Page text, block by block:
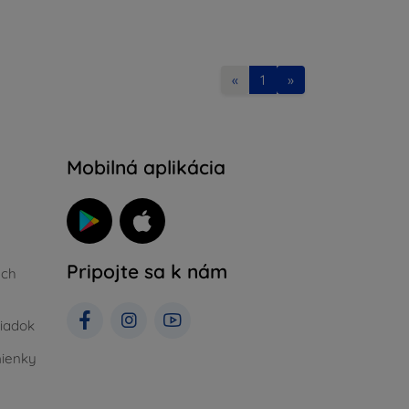
« 1 »
Mobilná aplikácia
Pripojte sa k nám